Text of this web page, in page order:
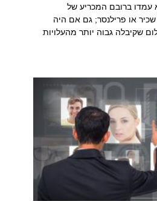
עמדו ברובם המכריע של
או פרילנסר; גם אם היה
שקיבלה גבוה יותר מהעלויות